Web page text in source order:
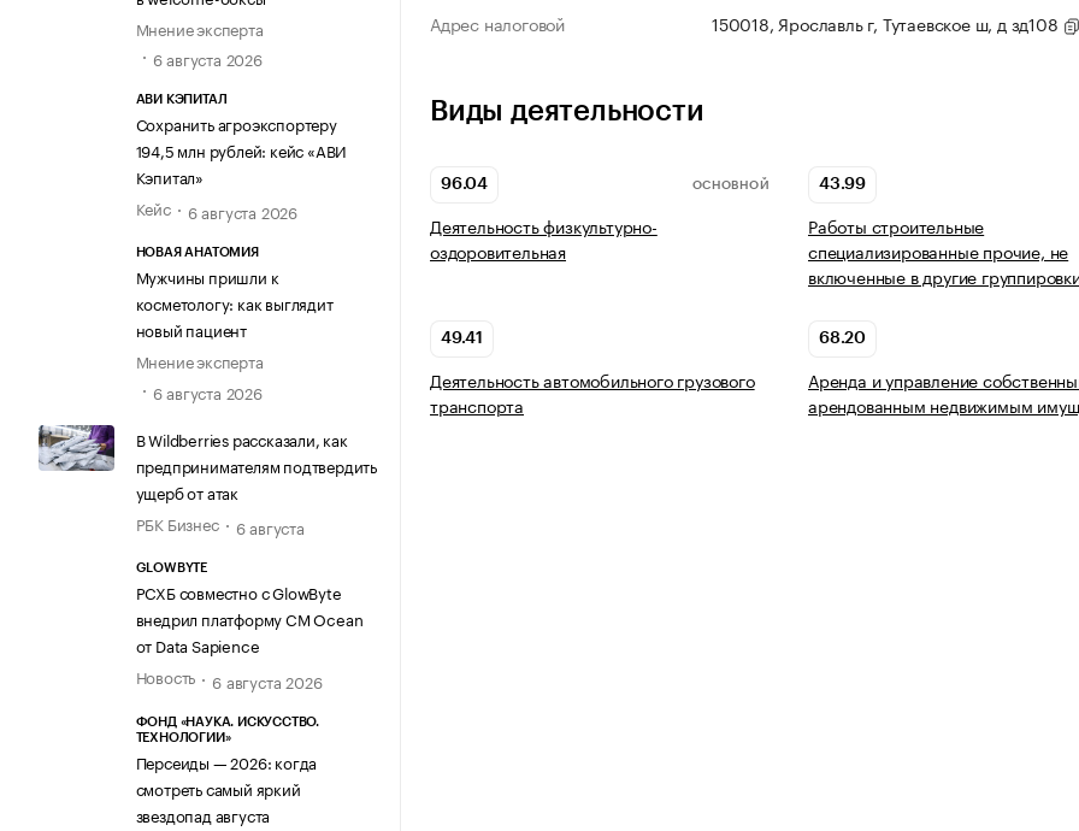
Мнение эксперта
6 августа 2026
АВИ КЭПИТАЛ
Сохранить агроэкспортеру
194,5 млн рублей: кейс «АВИ
Кэпитал»
Кейс
6 августа 2026
НОВАЯ АНАТОМИЯ
Мужчины пришли к
косметологу: как выглядит
новый пациент
Мнение эксперта
6 августа 2026
В Wildberries рассказали, как
предпринимателям подтвердить
ущерб от атак
РБК Бизнес
6 августа
GLOWBYTE
РСХБ совместно с GlowByte
внедрил платформу CM Ocean
от Data Sapience
Новость
6 августа 2026
ФОНД «НАУКА. ИСКУССТВО.
ТЕХНОЛОГИИ»
Персеиды — 2026: когда
смотреть самый яркий
звездопад августа
Адрес налоговой
150018, Ярославль г, Тутаевское ш, д зд108
Виды деятельности
96.04 ОСНОВНОЙ
Деятельность физкультурно-
оздоровительная
43.99
Работы строительные
специализированные прочие, не
включенные в другие
49.41
Деятельность автомобильного грузового
транспорта
68.20
Аренда и управление
арендованным недвижимым